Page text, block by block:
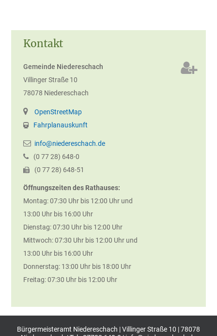
Kontakt
Gemeinde Niedereschach
Villinger Straße 10
78078 Niedereschach
OpenStreetMap
Fahrplanauskunft
info@niedereschach.de
(0 7728) 648-0
(0 7728) 648-51
Öffnungszeiten des Rathauses:
Montag: 07:30 Uhr bis 12:00 Uhr und
13:00 Uhr bis 16:00 Uhr
Dienstag: 07:30 Uhr bis 12:00 Uhr
Mittwoch: 07:30 Uhr bis 12:00 Uhr und
13:00 Uhr bis 16:00 Uhr
Donnerstag: 13:00 Uhr bis 18:00 Uhr
Freitag: 07:30 Uhr bis 12:00 Uhr
Bürgermeisteramt Niedereschach | Villinger Straße 10 | 78078